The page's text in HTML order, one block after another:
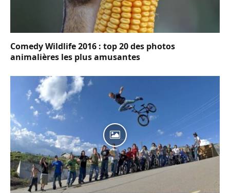
Comedy Wildlife 2016 : top 20 des photos
animalières les plus amusantes